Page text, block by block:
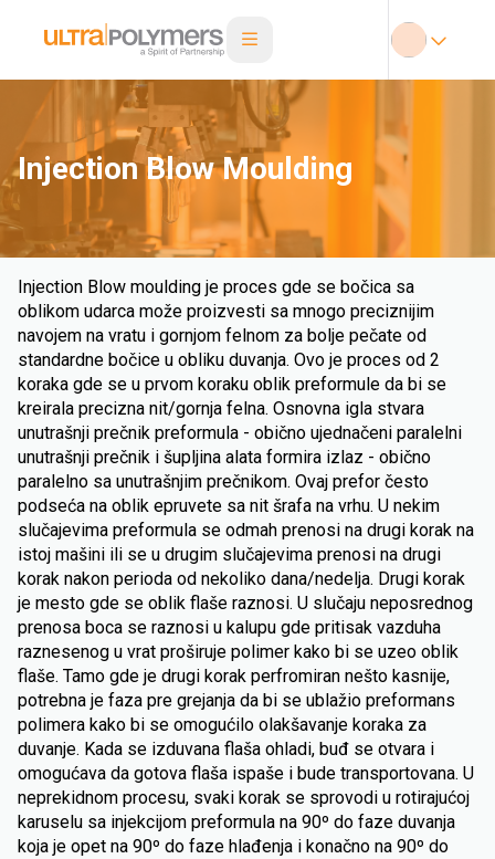
Injection Blow Moulding
Injection Blow moulding je proces gde se bočica sa
oblikom udarca može proizvesti sa mnogo preciznijim
navojem na vratu i gornjom felnom za bolje pečate od
standardne bočice u obliku duvanja. Ovo je proces od 2
koraka gde se u prvom koraku oblik preformule da bi se
kreirala precizna nit/gornja felna. Osnovna igla stvara
unutrašnji prečnik preformula - obično ujednačeni paralelni
unutrašnji prečnik i šupljina alata formira izlaz - obično
paralelno sa unutrašnjim prečnikom. Ovaj prefor često
podseća na oblik epruvete sa nit šrafa na vrhu. U nekim
slučajevima preformula se odmah prenosi na drugi korak na
istoj mašini ili se u drugim slučajevima prenosi na drugi
korak nakon perioda od nekoliko dana/nedelja. Drugi korak
je mesto gde se oblik flaše raznosi. U slučaju neposrednog
prenosa boca se raznosi u kalupu gde pritisak vazduha
raznesenog u vrat proširuje polimer kako bi se uzeo oblik
flaše. Tamo gde je drugi korak perfromiran nešto kasnije,
potrebna je faza pre grejanja da bi se ublažio preformans
polimera kako bi se omogućilo olakšavanje koraka za
duvanje. Kada se izduvana flaša ohladi, buđ se otvara i
omogućava da gotova flaša ispaše i bude transportovana. U
neprekidnom procesu, svaki korak se sprovodi u rotirajućoj
karuselu sa injekcijom preformula na 90º do faze duvanja
koja je opet na 90º do faze hlađenja i konačno na 90º do